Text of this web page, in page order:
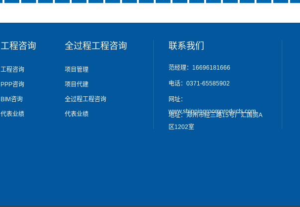
工程咨询
工程咨询
PPP咨询
BIM咨询
代表业绩
全过程工程咨询
项目管理
项目代建
全过程工程咨询
代表业绩
联系我们
范经理：16696181666
电话：0371-65585902
网址：
www.shippingroomproducts.com
地址：郑州市经三路15号广汇国贸A
区1202室